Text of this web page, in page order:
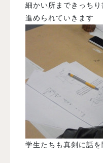
細かい所まできっち
進められていきます
学生たちも真剣に話